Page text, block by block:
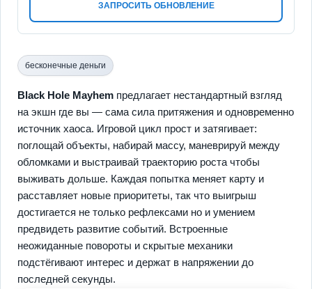
ЗАПРОСИТЬ ОБНОВЛЕНИЕ
бесконечные деньги
Black Hole Mayhem предлагает нестандартный взгляд
на экшн где вы — сама сила притяжения и одновременно
источник хаоса. Игровой цикл прост и затягивает:
поглощай объекты, набирай массу, маневрируй между
обломками и выстраивай траекторию роста чтобы
выживать дольше. Каждая попытка меняет карту и
расставляет новые приоритеты, так что выигрыш
достигается не только рефлексами но и умением
предвидеть развитие событий. Встроенные
неожиданные повороты и скрытые механики
подстёгивают интерес и держат в напряжении до
последней секунды.